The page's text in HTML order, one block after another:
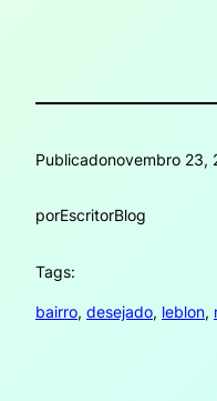
Publicadonovembro 23,
porEscritorBlog
Tags:
bairro, desejado, leblon,